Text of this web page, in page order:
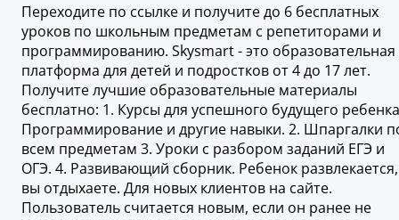
Переходите по ссылке и получите до 6 бесплатных
уроков по школьным предметам с репетиторами и
программированию. Skysmart - это образовательная
платформа для детей и подростков от 4 до 17 лет.
Получите лучшие образовательные материалы
бесплатно: 1. Курсы для успешного будущего
Программирование и другие навыки. 2. Шпаргалки
всем предметам 3. Уроки с разбором заданий ЕГЭ и
ОГЭ. 4. Развивающий сборник. Ребенок развлекается,
вы отдыхаете. Для новых клиентов на сайте.
Пользователь считается новым, если он ранее не